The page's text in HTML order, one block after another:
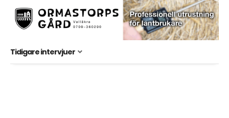
Tidigare intervjuer